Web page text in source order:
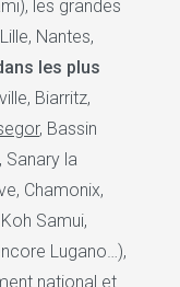
les grandes
Nantes,
les plus
Biarritz,
, Bassin
Sanary la
Chamonix,
Samui,
Lugano…),
national et